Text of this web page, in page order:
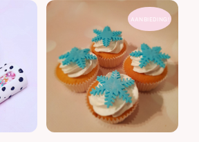
AANBIEDING!